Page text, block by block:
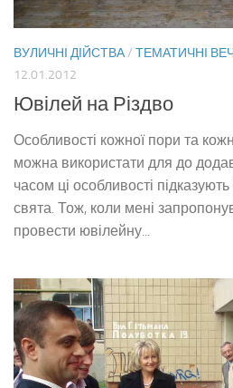
ВУЛИЧНІ ДІЙСТВА/ ТЕМАТИЧНІ
12.01.2012
Ювілей на Різдво
Особливості кожної пори та
можна використати для до
часом ці особливості
свята. Тож, коли мені
провести ювілейну...